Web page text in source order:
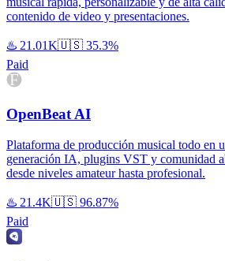
contenido de video y presentaciones.
♨️ 21.01K🇺🇸 35.3%
Paid
OpenBeat AI
Plataforma de producción musical todo en
generación IA, plugins VST y comunidad
desde niveles amateur hasta profesional.
♨️ 21.4K🇺🇸 96.87%
Paid